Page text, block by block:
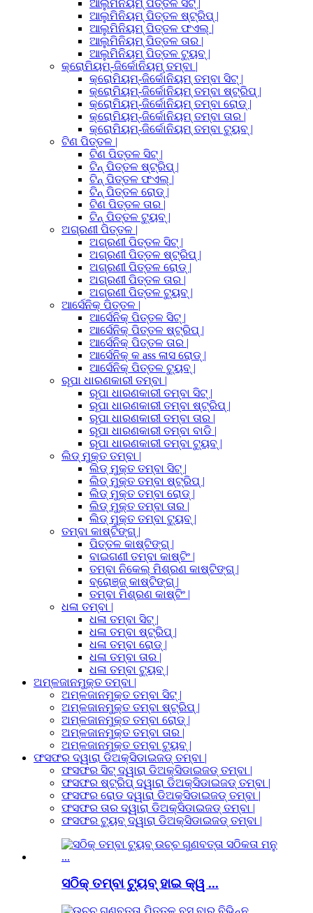
ଆଲୁମିନିୟମ୍ ପିତ୍ତଳ ସିଟ୍ |
ଆଲୁମିନିୟମ୍ ପିତ୍ତଳ ଷ୍ଟ୍ରିପ୍ |
ଆଲୁମିନିୟମ୍ ପିତ୍ତଳ ଫଏଲ୍ |
ଆଲୁମିନିୟମ୍ ପିତ୍ତଳ ତାର |
ଆଲୁମିନିୟମ୍ ପିତ୍ତଳ ଟ୍ୟୁବ୍ |
କ୍ରୋମିୟମ୍-ଜିର୍କୋନିୟମ୍ ତମ୍ବା |
କ୍ରୋମିୟମ୍-ଜିର୍କୋନିୟମ୍ ତମ୍ବା ସିଟ୍ |
କ୍ରୋମିୟମ୍-ଜିର୍କୋନିୟମ୍ ତମ୍ବା ଷ୍ଟ୍ରିପ୍ |
କ୍ରୋମିୟମ୍-ଜିର୍କୋନିୟମ୍ ତମ୍ବା ରୋଡ୍ |
କ୍ରୋମିୟମ୍-ଜିର୍କୋନିୟମ୍ ତମ୍ବା ତାର |
କ୍ରୋମିୟମ୍-ଜିର୍କୋନିୟମ୍ ତମ୍ବା ଟ୍ୟୁବ୍ |
ଟିଣ ପିତ୍ତଳ |
ଟିଣ ପିତ୍ତଳ ସିଟ୍ |
ଟିନ୍ ପିତ୍ତଳ ଷ୍ଟ୍ରିପ୍ |
ଟିନ୍ ପିତ୍ତଳ ଫଏଲ୍ |
ଟିନ୍ ପିତ୍ତଳ ରୋଡ୍ |
ଟିଣ ପିତ୍ତଳ ତାର |
ଟିନ୍ ପିତ୍ତଳ ଟ୍ୟୁବ୍ |
ଅଗ୍ରଣୀ ପିତ୍ତଳ |
ଅଗ୍ରଣୀ ପିତ୍ତଳ ସିଟ୍ |
ଅଗ୍ରଣୀ ପିତ୍ତଳ ଷ୍ଟ୍ରିପ୍ |
ଅଗ୍ରଣୀ ପିତ୍ତଳ ରୋଡ୍ |
ଅଗ୍ରଣୀ ପିତ୍ତଳ ତାର |
ଅଗ୍ରଣୀ ପିତ୍ତଳ ଟ୍ୟୁବ୍ |
ଆର୍ସେନିକ୍ ପିତ୍ତଳ |
ଆର୍ସେନିକ୍ ପିତ୍ତଳ ସିଟ୍ |
ଆର୍ସେନିକ୍ ପିତ୍ତଳ ଷ୍ଟ୍ରିପ୍ |
ଆର୍ସେନିକ୍ ପିତ୍ତଳ ତାର |
ଆର୍ସେନିକ୍ କ ass ଳାସ ରୋଡ୍ |
ଆର୍ସେନିକ୍ ପିତ୍ତଳ ଟ୍ୟୁବ୍ |
ରୂପା ଧାରଣକାରୀ ତମ୍ବା |
ରୂପା ଧାରଣକାରୀ ତମ୍ବା ସିଟ୍ |
ରୂପା ଧାରଣକାରୀ ତମ୍ବା ଷ୍ଟ୍ରିପ୍ |
ରୂପା ଧାରଣକାରୀ ତମ୍ବା ତାର |
ରୂପା ଧାରଣକାରୀ ତମ୍ବା ବାଡି |
ରୂପା ଧାରଣକାରୀ ତମ୍ବା ଟ୍ୟୁବ୍ |
ଲିଡ୍ ମୁକ୍ତ ତମ୍ବା |
ଲିଡ୍ ମୁକ୍ତ ତମ୍ବା ସିଟ୍ |
ଲିଡ୍ ମୁକ୍ତ ତମ୍ବା ଷ୍ଟ୍ରିପ୍ |
ଲିଡ୍ ମୁକ୍ତ ତମ୍ବା ରୋଡ୍ |
ଲିଡ୍ ମୁକ୍ତ ତମ୍ବା ତାର |
ଲିଡ୍ ମୁକ୍ତ ତମ୍ବା ଟ୍ୟୁବ୍ |
ତମ୍ବା କାଷ୍ଟିଙ୍ଗ୍ |
ପିତ୍ତଳ କାଷ୍ଟିଙ୍ଗ୍ |
ବାଇଗଣୀ ତମ୍ବା କାଷ୍ଟିଂ |
ତମ୍ବା ନିକେଲ୍ ମିଶ୍ରଣ କାଷ୍ଟିଙ୍ଗ୍ |
ବ୍ରୋଞ୍ଜ୍ କାଷ୍ଟିଙ୍ଗ୍ |
ତମ୍ବା ମିଶ୍ରଣ କାଷ୍ଟିଂ |
ଧଳା ତମ୍ବା |
ଧଳା ତମ୍ବା ସିଟ୍ |
ଧଳା ତମ୍ବା ଷ୍ଟ୍ରିପ୍ |
ଧଳା ତମ୍ବା ରୋଡ୍ |
ଧଳା ତମ୍ବା ତାର |
ଧଳା ତମ୍ବା ଟ୍ୟୁବ୍ |
ଅମ୍ଳଜାନମୁକ୍ତ ତମ୍ବା |
ଅମ୍ଳଜାନମୁକ୍ତ ତମ୍ବା ସିଟ୍ |
ଅମ୍ଳଜାନମୁକ୍ତ ତମ୍ବା ଷ୍ଟ୍ରିପ୍ |
ଅମ୍ଳଜାନମୁକ୍ତ ତମ୍ବା ରୋଡ୍ |
ଅମ୍ଳଜାନମୁକ୍ତ ତମ୍ବା ତାର |
ଅମ୍ଳଜାନମୁକ୍ତ ତମ୍ବା ଟ୍ୟୁବ୍ |
ଫସଫର ଦ୍ୱାରା ଡିଅକ୍ସିଡାଇଜଡ୍ ତମ୍ବା |
ଫସଫର ସିଟ୍ ଦ୍ୱାରା ଡିଅକ୍ସିଡାଇଜଡ୍ ତମ୍ବା |
ଫସଫର ଷ୍ଟ୍ରିପ୍ ଦ୍ୱାରା ଡିଅକ୍ସିଡାଇଜଡ୍ ତମ୍ବା |
ଫସଫର ରୋଡ ଦ୍ୱାରା ଡିଅକ୍ସିଡାଇଜଡ୍ ତମ୍ବା |
ଫସଫର ତାର ଦ୍ୱାରା ଡିଅକ୍ସିଡାଇଜଡ୍ ତମ୍ବା |
ଫସଫର ଟ୍ୟୁବ୍ ଦ୍ୱାରା ଡିଅକ୍ସିଡାଇଜଡ୍ ତମ୍ବା |
ସଠିକ୍ ତମ୍ବା ଟ୍ୟୁବ୍ ହାଇ କ୍ୱ ...